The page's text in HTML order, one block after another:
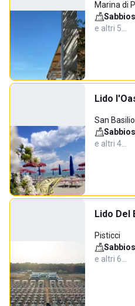
Marina di
e altri 5…
Lido
San Basilio
e altri 4…
Lido Del
Pisticci
e altri 6…